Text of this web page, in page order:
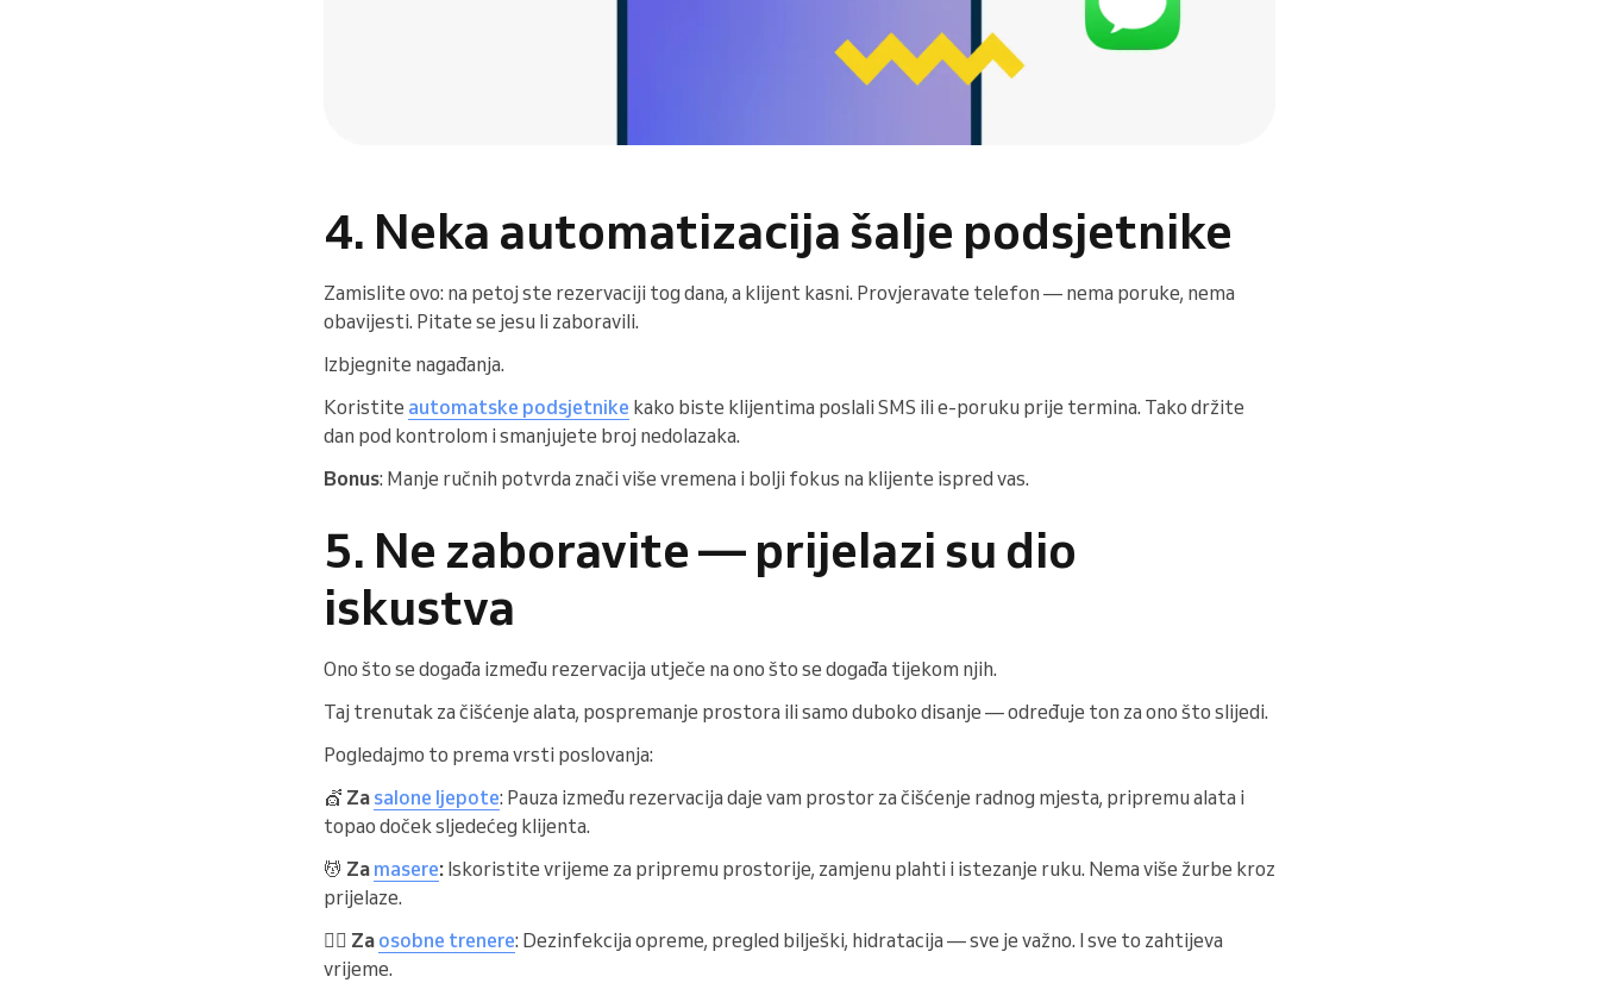
4. Neka automatizacija šalje podsjetnike
Zamislite ovo: na petoj ste rezervaciji tog dana, a klijent kasni. Provjeravate telefon — nema poruke, nema
obavijesti. Pitate se jesu li zaboravili.
Izbjegnite nagađanja.
Koristite automatske podsjetnike kako biste klijentima poslali SMS ili e-poruku prije termina. Tako držite
dan pod kontrolom i smanjujete broj nedolazaka.
Bonus: Manje ručnih potvrda znači više vremena i bolji fokus na klijente ispred vas.
5. Ne zaboravite — prijelazi su dio
iskustva
Ono što se događa između rezervacija utječe na ono što se događa tijekom njih.
Taj trenutak za čišćenje alata, pospremanje prostora ili samo duboko disanje — određuje ton za ono što slijedi.
Pogledajmo to prema vrsti poslovanja:
💇 Za salone ljepote: Pauza između rezervacija daje vam prostor za čišćenje radnog mjesta, pripremu alata i
topao doček sljedećeg klijenta.
💆 Za masere: Iskoristite vrijeme za pripremu prostorije, zamjenu plahti i istezanje ruku. Nema više žurbe kroz
prijelaze.
🏋️‍♂️ Za osobne trenere: Dezinfekcija opreme, pregled bilješki, hidratacija — sve je važno. I sve to zahtijeva
vrijeme.